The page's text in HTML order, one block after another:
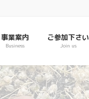
事業案内
Business
ご参加下さい
Join us